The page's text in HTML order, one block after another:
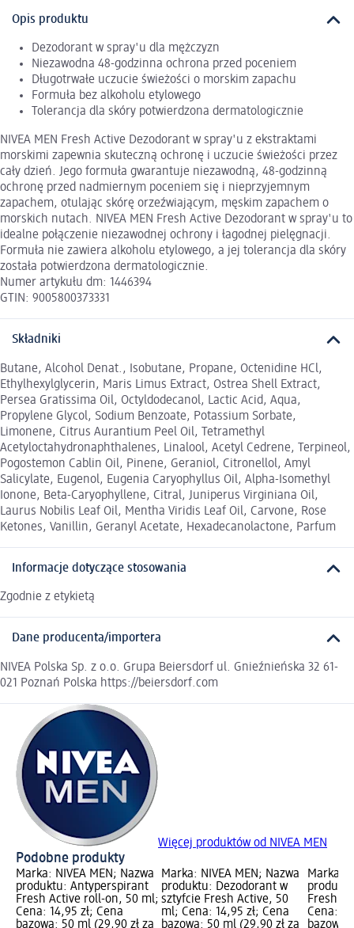
Opis produktu
Dezodorant w spray'u dla mężczyzn
Niezawodna 48-godzinna ochrona przed poceniem
Długotrwałe uczucie świeżości o morskim zapachu
Formuła bez alkoholu etylowego
Tolerancja dla skóry potwierdzona dermatologicznie
NIVEA MEN Fresh Active Dezodorant w spray'u z ekstraktami
morskimi zapewnia skuteczną ochronę i uczucie świeżości przez
cały dzień. Jego formuła gwarantuje niezawodną, 48-godzinną
ochronę przed nadmiernym poceniem się i nieprzyjemnym
zapachem, otulając skórę orzeźwiającym, męskim zapachem o
morskich nutach. NIVEA MEN Fresh Active Dezodorant w spray'u to
idealne połączenie niezawodnej ochrony i łagodnej pielęgnacji.
Formuła nie zawiera alkoholu etylowego, a jej tolerancja dla skóry
została potwierdzona dermatologicznie.
Numer artykułu dm: 1446394
GTIN: 9005800373331
Składniki
Butane, Alcohol Denat., Isobutane, Propane, Octenidine HCl,
Ethylhexylglycerin, Maris Limus Extract, Ostrea Shell Extract,
Persea Gratissima Oil, Octyldodecanol, Lactic Acid, Aqua,
Propylene Glycol, Sodium Benzoate, Potassium Sorbate,
Limonene, Citrus Aurantium Peel Oil, Tetramethyl
Acetyloctahydronaphthalenes, Linalool, Acetyl Cedrene, Terpineol,
Pogostemon Cablin Oil, Pinene, Geraniol, Citronellol, Amyl
Salicylate, Eugenol, Eugenia Caryophyllus Oil, Alpha-Isomethyl
Ionone, Beta-Caryophyllene, Citral, Juniperus Virginiana Oil,
Laurus Nobilis Leaf Oil, Mentha Viridis Leaf Oil, Carvone, Rose
Ketones, Vanillin, Geranyl Acetate, Hexadecanolactone, Parfum
Informacje dotyczące stosowania
Zgodnie z etykietą
Dane producenta/importera
NIVEA Polska Sp. z o.o. Grupa Beiersdorf ul. Gnieźnieńska 32 61-
021 Poznań Polska https://beiersdorf.com
Więcej produktów od NIVEA MEN
Podobne produkty
Marka: NIVEA MEN; Nazwa
produktu: Antyperspirant
Fresh Active roll-on, 50 ml;
Cena: 14,95 zł; Cena
bazowa: 50 ml (29,90 zł za
Marka: NIVEA MEN; Nazwa
produktu: Dezodorant w
sztyfcie Fresh Active, 50
ml; Cena: 14,95 zł; Cena
bazowa: 50 ml (29,90 zł za
Marka:
Fresh
Cena:
bazowa: